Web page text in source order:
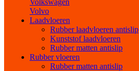
Volkswagen
Volvo
Laadvloeren
Rubber laadvloeren antislip
Kunststof laadvloeren
Rubber matten antislip
Rubber vloeren
Rubber matten antislip